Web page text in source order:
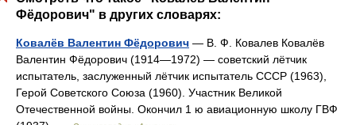
Фёдорович" в других словарях:
Ковалёв Валентин Фёдорович — В. Ф. Ковалев Ковалёв
Валентин Фёдорович (1914—1972) — советский лётчик
испытатель, заслуженный лётчик испытатель СССР (1963),
Герой Советского Союза (1960). Участник Великой
Отечественной войны. Окончил 1 ю авиационную школу ГВФ